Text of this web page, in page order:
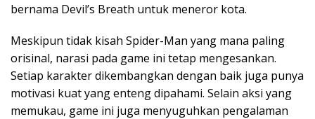
bernama Devil’s Breath untuk meneror kota.
Meskipun tidak kisah Spider-Man yang mana paling
orisinal, narasi pada game ini tetap mengesankan.
Setiap karakter dikembangkan dengan baik juga punya
motivasi kuat yang enteng dipahami. Selain aksi yang
memukau, game ini juga menyuguhkan pengalaman